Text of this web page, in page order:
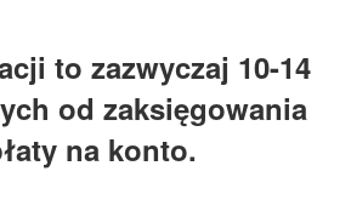
to zazwyczaj 10-14
od zaksięgowania
na konto.